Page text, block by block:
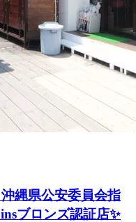
縄県公安委員会指
ブロンズ認証店✨